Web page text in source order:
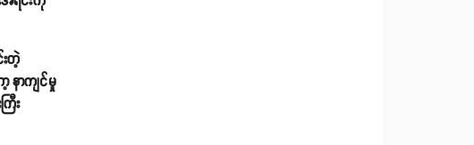
တဲ့
နာကျင်မှု
ြီး